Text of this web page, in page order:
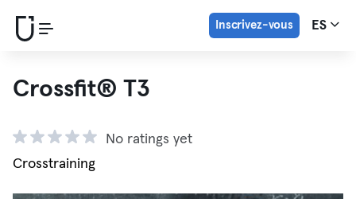
Inscrivez-vous ES
Crossfit® T3
No ratings yet
Crosstraining